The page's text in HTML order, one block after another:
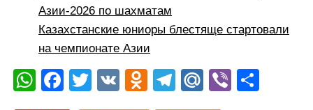
Азии-2026 по шахматам
Казахстанские юниоры блестяще стартовали
на чемпионате Азии
W F
T
V
O
T
M Vi